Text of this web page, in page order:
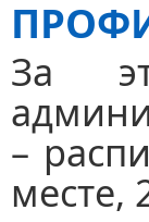
За
–
месте,